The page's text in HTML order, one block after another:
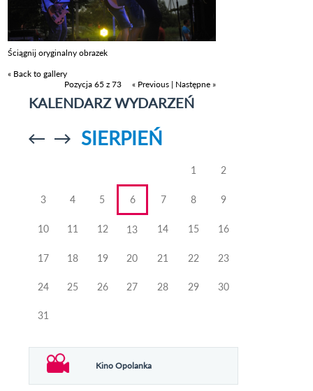
Ściągnij oryginalny obrazek
« Back to gallery
Pozycja 65 z 73
« Previous | Następne »
KALENDARZ WYDARZEŃ
Przejdź doPrzejdź do
SIERPIEŃ
1 2
3 4 5 6 7 8 9
10 11 12 13 14 15 16
17 18 19 20 21 22 23
24 25 26 27 28 29 30
31
Kino Opolanka